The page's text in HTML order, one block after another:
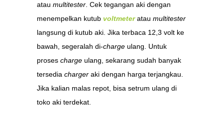
atau multitester . Cek tegangan aki dengan
menempelkan kutub voltmeteratau multitester
langsung di kutub aki. Jika terbaca 12,3 volt ke
bawah, segeralah di-charge ulang. Untuk
proses charge ulang, sekarang sudah banyak
tersedia charger aki dengan harga terjangkau.
Jika kalian malas repot, bisa setrum ulang di
toko aki terdekat.